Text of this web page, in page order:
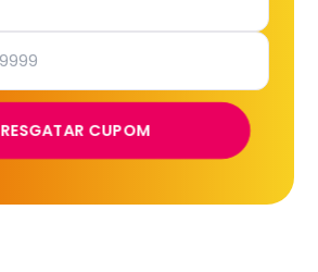
RESGATAR CUPOM